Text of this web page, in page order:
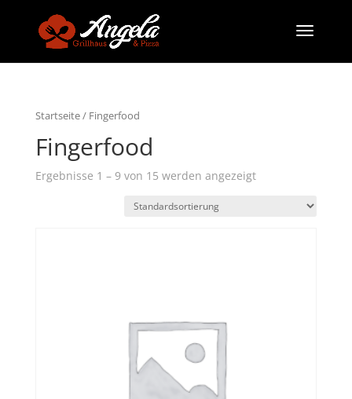
Startseite/ Fingerfood
Fingerfood
Ergebnisse 1 – 9 von 15 werden angezeigt